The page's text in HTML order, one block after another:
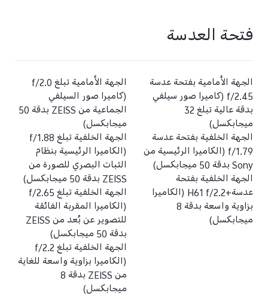
فتحة العدسة
الجهة الأمامية بفتحة عدسة
f/2.45 (كاميرا صور سيلفي
بدقة عالية تبلغ 32
ميجابكسل)
الجهة الخلفية بفتحة عدسة
f/1.79 (الكاميرا الرئيسية من
Sony بدقة ‎50 ميجابكسل)
الجهة الخلفية بفتحة
عدسة+H61 f/2.2 (الكاميرا
بزاوية واسعة بدقة ‎8
ميجابكسل)
الجهة الأمامية تبلغ f/2.0
(كاميرا صور السيلفي
الجماعية من ZEISS بدقة ‎50
ميجابكسل)
الجهة الخلفية تبلغ f/1.88
(الكاميرا الرئيسية بنظام
الثبات البصري للصورة من
ZEISS بدقة ‎50 ميجابكسل)
الجهة الخلفية تبلغ f/2.65
(الكاميرا المقربة الفائقة
للتصوير عن بُعد من ZEISS
بدقة 50 ميجابكسل)
الجهة الخلفية تبلغ f/2.2
(الكاميرا بزاوية واسعة للغاية
من ZEISS بدقة ‎8
ميجابكسل)